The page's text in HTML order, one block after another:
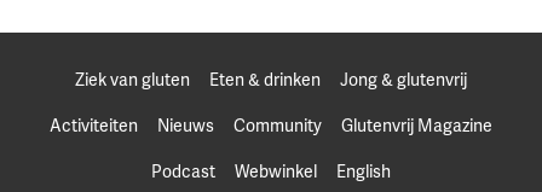
Ziek van gluten Eten & drinken
Jong & glutenvrij
Activiteiten
Nieuws Community
Glutenvrij Magazine
Podcast
Webwinkel English